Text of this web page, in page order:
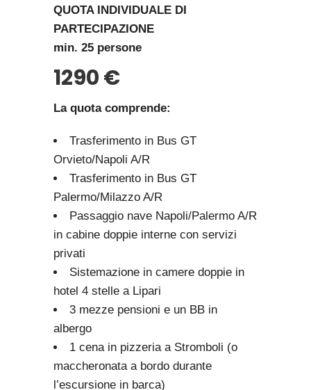
QUOTA INDIVIDUALE DI
PARTECIPAZIONE
min. 25 persone
1290 €
La quota comprende:
Trasferimento in Bus GT
Orvieto/Napoli A/R
Trasferimento in Bus GT
Palermo/Milazzo A/R
Passaggio nave Napoli/Palermo A/R
in cabine doppie interne con servizi
privati
Sistemazione in camere doppie in
hotel 4 stelle a Lipari
3 mezze pensioni e un BB in
albergo
1 cena in pizzeria a Stromboli (o
maccheronata a bordo durante
l’escursione in barca)